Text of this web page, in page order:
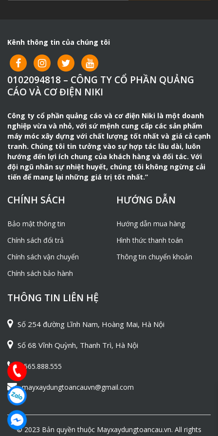
Máy hàn tiến đạt
motor dây đồng sử dụng đa dòng
điện 220V/380V/440V là máy hàn que, hàn hồ quang
chuyên dụng không thể thiếu trong việc thi công xây
dựng, xưởng cơ khí đóng tàu, hàn kết cấu cầu đường,..
Máy hàn cơ Tiến Đạt với ưu điểm hàn khỏe, độ bền cao
nên các xưởng cơ khí, công ty xây dựng lựa chọn sử
khí đóng tàu,..
Máy hàn tiến đạt dây đồng là máy biến thế hàn, máy
hàn hồ quang điện, máy hàn que,.. do công tycơ điện
tiến đạt sản xuất tại Việt nam trên dây truyền công
nghệ hiện đại sử dụng motor quấn dây đồng 100% có
khả năng chịu tải tốt, phù hợp cho việc hàn kéo, hàn liên
dựng,..
Kênh thông tin của chúng tôi
0102094818 – CÔNG TY CỔ PHẦN QUẢNG
CÁO VÀ CƠ ĐIỆN NIKI
Công ty cổ phần quảng cáo và cơ điện Niki là một doanh
nghiệp vừa và nhỏ, với sứ mệnh cung cấp các sản phẩm
máy móc xây dựng với chất lượng tốt nhất và giá cả cạnh
tranh. Chúng tôi tin tưởng vào sự hợp tác lâu dài, luôn
hướng đến lợi ích chung của khách hàng và đối tác. Với
đội ngũ nhân sự nhiệt huyết, chúng tôi không ngừng cải
tiến để mang lại những giá trị tốt nhất.”
CHÍNH SÁCH
Bảo mật thông tin
Chính sách đổi trả
Chính sách vận chuyển
Chính sách bảo hành
HƯỚNG DẪN
Hướng dẫn mua hàng
Hình thức thanh toán
Thông tin chuyển khoản
THÔNG TIN LIÊN HỆ
Số 254 đường Lĩnh Nam, Hoàng Mai, Hà Nội
Số 68 Vĩnh Quỳnh, Thanh Trì, Hà Nội
0565.888.555
mayxaydungtoancauvn@gmail.com
© 2023 Bản quyền thuộc Mayxaydungtoancau.vn. All rights